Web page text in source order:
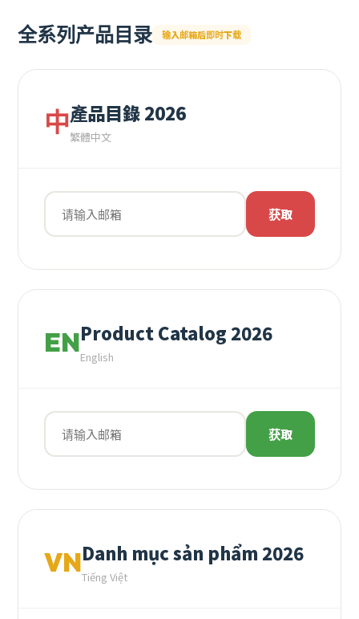
全系列产品目录 输入邮箱后即时下载
中產品目錄 2026
繁體中文
获取
ENProduct Catalog 2026
English
获取
VNDanh mục sản phẩm 2026
Tiếng Việt